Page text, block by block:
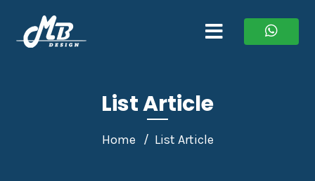
List Article
Home List Article